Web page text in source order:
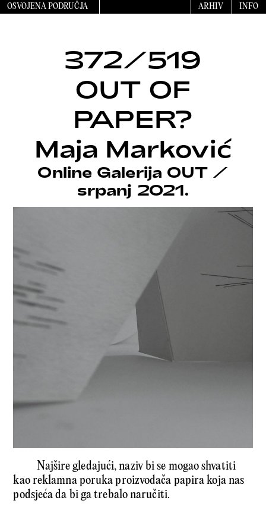
OSVOJENA PODRUČJA ARHIV INFO
372/519
OUT OF
PAPER?
Maja Marković
Online Galerija OUT /
srpanj 2021.
Najšire gledajući, naziv bi se mogao shvatiti
kao reklamna poruka proizvođača papira koja nas
podsjeća da bi ga trebalo naručiti.